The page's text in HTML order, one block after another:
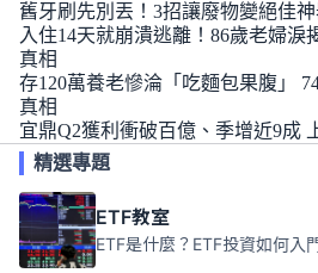
舊牙刷先別丟！3招讓廢物變絕佳
入住14天就崩潰逃離！86歲老婦淚
真相
存120萬養老慘淪「吃麵包果腹」
真相
宜鼎Q2獲利衝破百億、季增近9成
精選專題
ETF教室